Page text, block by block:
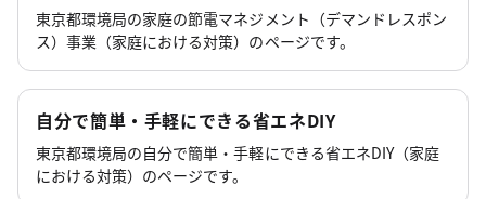
東京都環境局の家庭の節電マネジメント（デマンドレスポン
ス）事業（家庭における対策）のページです。
自分で簡単・手軽にできる省エネDIY
東京都環境局の自分で簡単・手軽にできる省エネDIY（家庭
における対策）のページです。